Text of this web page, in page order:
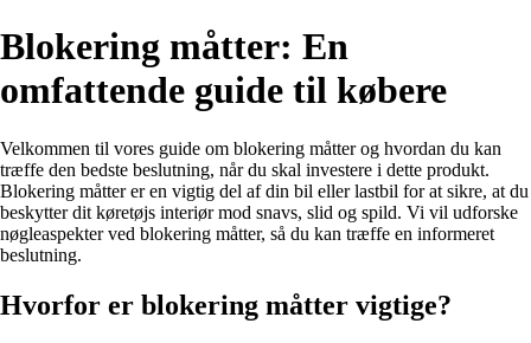
Blokering måtter: En
omfattende guide til købere
Velkommen til vores guide om blokering måtter og hvordan du kan
træffe den bedste beslutning, når du skal investere i dette produkt.
Blokering måtter er en vigtig del af din bil eller lastbil for at sikre, at du
beskytter dit køretøjs interiør mod snavs, slid og spild. Vi vil udforske
nøgleaspekter ved blokering måtter, så du kan træffe en informeret
beslutning.
Hvorfor er blokering måtter vigtige?